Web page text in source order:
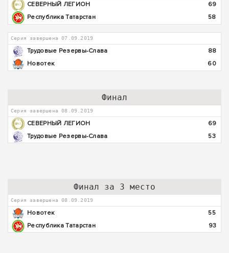
СЕВЕРНЫЙ ЛЕГИОН
69
Республика Татарстан
58
Серия завершена 07.09.2019
Трудовые Резервы-Слава
88
Новотек
60
Финал
Серия завершена 08.09.2019
СЕВЕРНЫЙ ЛЕГИОН
69
Трудовые Резервы-Слава
53
Финал за 3 место
Серия завершена 08.09.2019
Новотек
55
Республика Татарстан
93